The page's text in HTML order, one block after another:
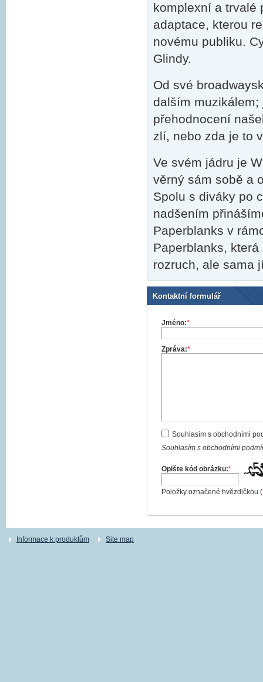
komplexní a trvalé
adaptace, kterou
novému publiku.
Glindy.
Od své
dalším muzikálem;
přehodnocení
zlí, nebo zda je to
Ve svém jádru je
věrný sám sobě a
Spolu s diváky po
nadšením
Paperblanks v
Paperblanks,
rozruch, ale sama
Kontaktní formulář
Jméno:*
Zpráva:*
Souhlasím s obchodními
Souhlasím s obchodními
Opište kód obrázku:*
Položky označené hvězdičkou (
Informace k produktům Site map